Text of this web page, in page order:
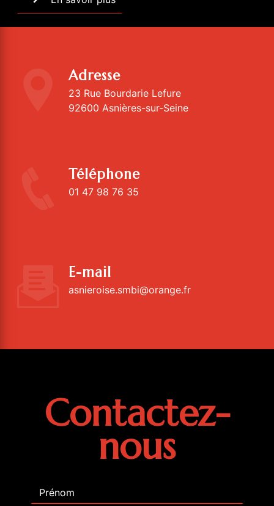
Adresse
23 Rue Bourdarie Lefure
92600 Asnières-sur-Seine
Téléphone
01 47 98 76 35
E-mail
asnieroise.smbi@orange.fr
Contactez-
nous